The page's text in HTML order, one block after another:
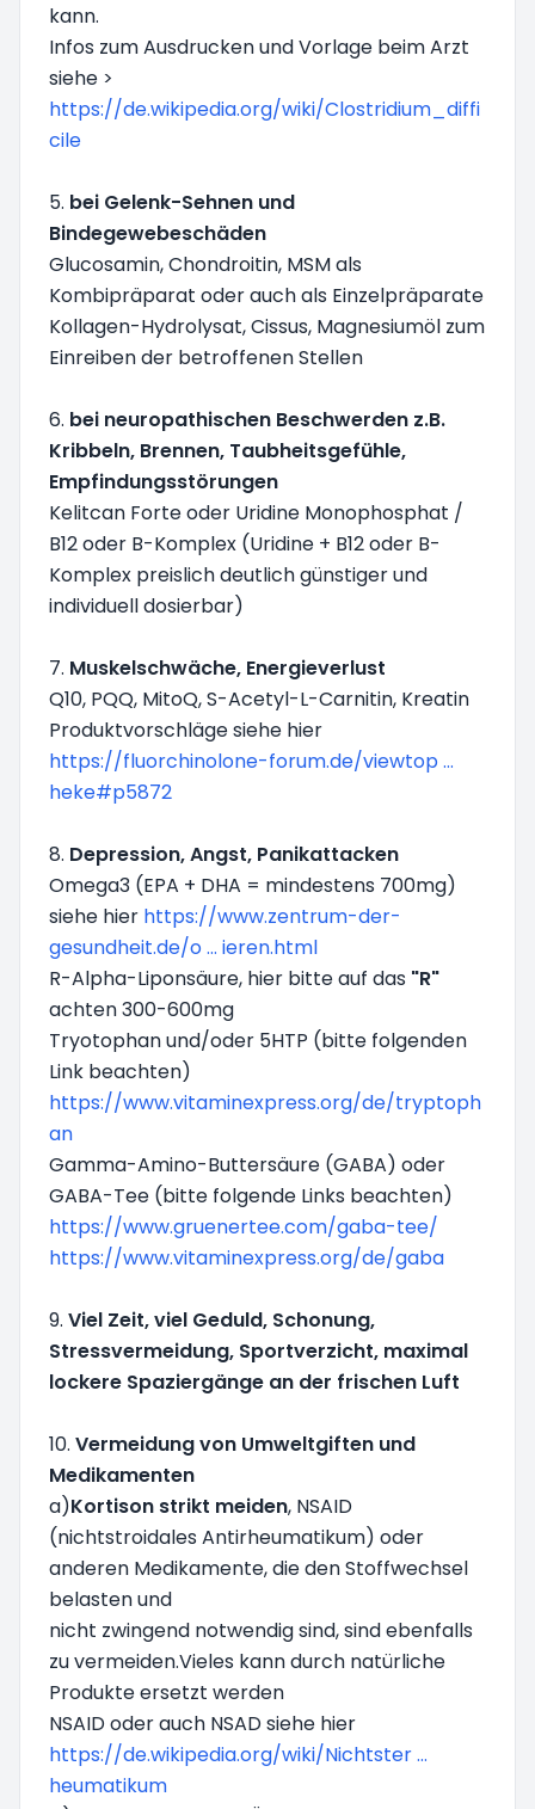
kann.
Infos zum Ausdrucken und Vorlage beim Arzt
siehe >
https://de.wikipedia.org/wiki/Clostridium_diffi
cile
5. bei Gelenk-Sehnen und
Bindegewebeschäden
Glucosamin, Chondroitin, MSM als
Kombipräparat oder auch als Einzelpräparate
Kollagen-Hydrolysat, Cissus, Magnesiumöl zum
Einreiben der betroffenen Stellen
6. bei neuropathischen Beschwerden z.B.
Kribbeln, Brennen, Taubheitsgefühle,
Empfindungsstörungen
Kelitcan Forte oder Uridine Monophosphat /
B12 oder B-Komplex (Uridine + B12 oder B-
Komplex preislich deutlich günstiger und
individuell dosierbar)
7. Muskelschwäche, Energieverlust
Q10, PQQ, MitoQ, S-Acetyl-L-Carnitin, Kreatin
Produktvorschläge siehe hier
https://fluorchinolone-forum.de/viewtop ...
heke#p5872
8. Depression, Angst, Panikattacken
Omega3 (EPA + DHA = mindestens 700mg)
siehe hier https://www.zentrum-der-
gesundheit.de/o ... ieren.html
R-Alpha-Liponsäure, hier bitte auf das "R"
achten 300-600mg
Tryotophan und/oder 5HTP (bitte folgenden
Link beachten)
https://www.vitaminexpress.org/de/tryptoph
an
Gamma-Amino-Buttersäure (GABA) oder
GABA-Tee (bitte folgende Links beachten)
https://www.gruenertee.com/gaba-tee/
https://www.vitaminexpress.org/de/gaba
9. Viel Zeit, viel Geduld, Schonung,
Stressvermeidung, Sportverzicht, maximal
lockere Spaziergänge an der frischen Luft
10. Vermeidung von Umweltgiften und
Medikamenten
a)Kortison strikt meiden, NSAID
(nichtstroidales Antirheumatikum) oder
anderen Medikamente, die den Stoffwechsel
belasten und
nicht zwingend notwendig sind, sind ebenfalls
zu vermeiden.Vieles kann durch natürliche
Produkte ersetzt werden
NSAID oder auch NSAD siehe hier
https://de.wikipedia.org/wiki/Nichtster ...
heumatikum